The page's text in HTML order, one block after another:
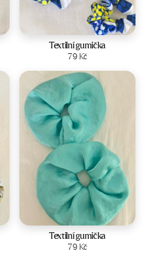
Textilní gumička
79Kč
Zobrazit produkt
Textilní gumička
79Kč
Zobrazit produkt